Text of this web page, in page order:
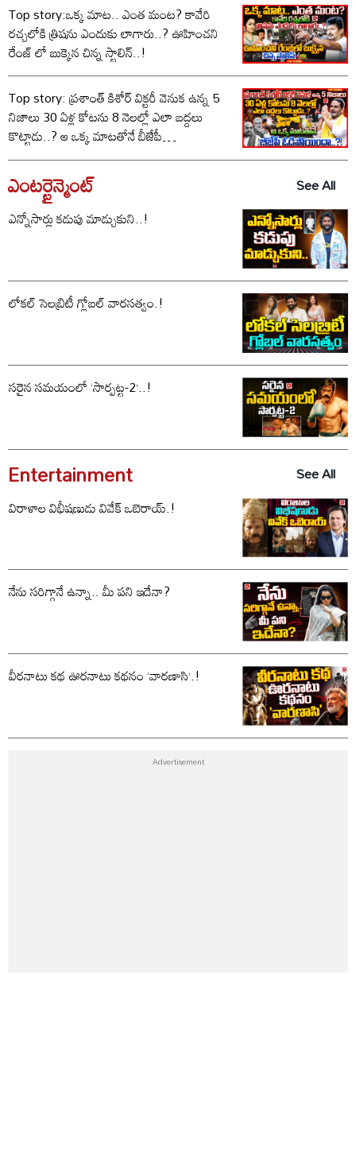
Top story:ఒక్క మాట.. ఎంత మంట? కావేరి
రచ్చలోకి త్రిషను ఎందుకు లాగారు..? ఊహించని
రేంజ్ లో బుక్కైన చిన్న స్టాలిన్..!
Top story: ప్రశాంత్ కిశోర్ విక్టరీ వెనుక ఉన్న 5
నిజాలు 30 ఏళ్ల కోటను 8 నెలల్లో ఎలా బద్దలు
కొట్టాడు..? ఆ ఒక్క మాటతోనే బీజేపీ
ఓడిపోయిందా..?
ఎంటర్టైన్మెంట్
See All
ఎన్నోసార్లు కడుపు మాడ్చుకుని..!
లోకల్ సెలబ్రిటీ గ్లోబల్ వారసత్వం.!
సరైన సమయంలో ‘సార్పట్ట-2’..!
Entertainment
See All
విరాళాల విభీషణుడు వివేక్ ఒబెరాయ్.!
నేను సరిగ్గానే ఉన్నా.. మీ పని ఇదేనా?
వీరనాటు కథ ఊరనాటు కథనం ‘వారణాసి’.!